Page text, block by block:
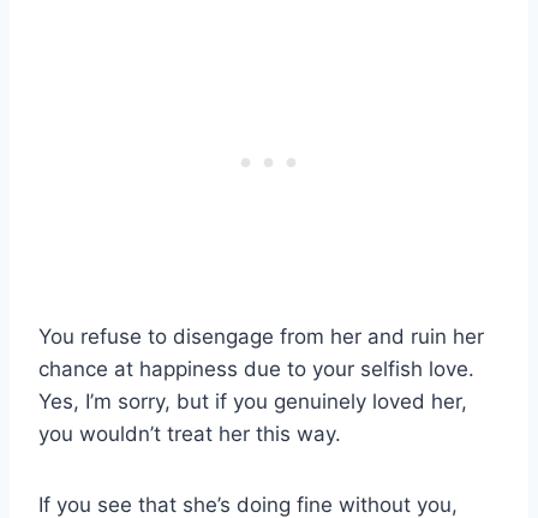
You refuse to disengage from her and ruin her
chance at happiness due to your selfish love.
Yes, I’m sorry, but if you genuinely loved her,
you wouldn’t treat her this way.
If you see that she’s doing fine without you,